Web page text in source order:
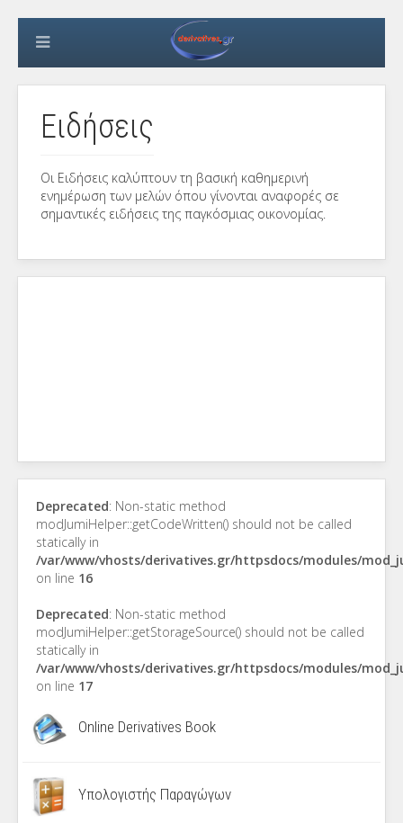
Ειδήσεις
Οι Ειδήσεις καλύπτουν τη βασική καθημερινή
ενημέρωση των μελών όπου γίνονται αναφορές σε
σημαντικές ειδήσεις της παγκόσμιας οικονομίας.
Deprecated: Non-static method
modJumiHelper::getCodeWritten() should not be called
statically in
/var/www/vhosts/derivatives.gr/httpsdocs/modules/
on line 16
Deprecated: Non-static method
modJumiHelper::getStorageSource() should not be called
statically in
/var/www/vhosts/derivatives.gr/httpsdocs/modules/
on line 17
Online Derivatives Book
Υπολογιστής Παραγώγων